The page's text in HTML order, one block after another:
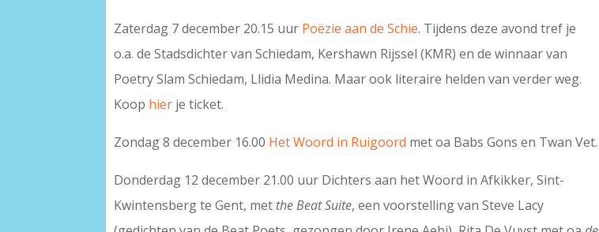
Zaterdag 7 december 20.15 uur Poëzie aan de Schie. Tijdens deze avond tref je
o.a. de Stadsdichter van Schiedam, Kershawn Rijssel (KMR) en de winnaar van
Poetry Slam Schiedam, Llidia Medina. Maar ook literaire helden van verder weg.
Koop hier je ticket.
Zondag 8 december 16.00 Het Woord in Ruigoord met oa Babs Gons en Twan Vet.
Donderdag 12 december 21.00 uur Dichters aan het Woord in Afkikker, Sint-
Kwintensberg te Gent, met the Beat Suite, een voorstelling van Steve Lacy